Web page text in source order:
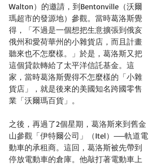
Walton）的邀請，到Bentonville（沃爾
瑪超市的發源地）參觀。當時葛洛斯覺
得，「不過是一個想把生意擴張到俄亥
俄州和愛荷華州的小雜貨店，而且計畫
聽來也不怎麼樣。」於是，葛洛斯又把
這個貸款轉給了太平洋信託基金。這
家，當時葛洛斯覺得不怎麼樣的「小雜
貨店」，就是後來的美國知名跨國零售
業「沃爾瑪百貨」。
之後，再過了2個星期，葛洛斯來到舊金
山參觀「伊特爾公司」（Itel）──軌道電
動車的承租商。這回，葛洛斯被先帶到
停放電動車的倉庫。他敲打著電動車上